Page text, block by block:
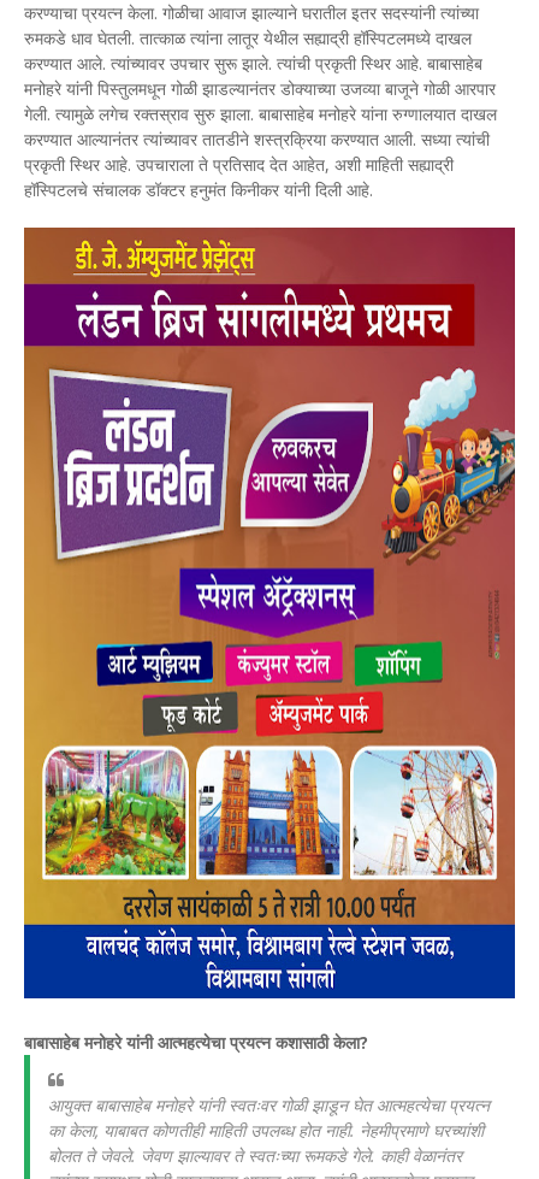
करण्याचा प्रयत्न केला. गोळीचा आवाज झाल्याने घरातील इतर सदस्यांनी त्यांच्या
रुमकडे धाव घेतली. तात्काळ त्यांना लातूर येथील सह्याद्री हॉस्पिटलमध्ये दाखल
करण्यात आले. त्यांच्यावर उपचार सुरू झाले. त्यांची प्रकृती स्थिर आहे. बाबासाहेब
मनोहरे यांनी पिस्तुलमधून गोळी झाडल्यानंतर डोक्याच्या उजव्या बाजूने गोळी आरपार
गेली. त्यामुळे लगेच रक्तस्राव सुरु झाला. बाबासाहेब मनोहरे यांना रुग्णालयात दाखल
करण्यात आल्यानंतर त्यांच्यावर तातडीने शस्त्रक्रिया करण्यात आली. सध्या त्यांची
प्रकृती स्थिर आहे. उपचाराला ते प्रतिसाद देत आहेत, अशी माहिती सह्याद्री
हॉस्पिटलचे संचालक डॉक्टर हनुमंत किनीकर यांनी दिली आहे.
बाबासाहेब मनोहरे यांनी आत्महत्येचा प्रयत्न कशासाठी केला?
आयुक्त बाबासाहेब मनोहरे यांनी स्वतःवर गोळी झाडून घेत आत्महत्येचा प्रयत्न
का केला, याबाबत कोणतीही माहिती उपलब्ध होत नाही. नेहमीप्रमाणे घरच्यांशी
बोलत ते जेवले. जेवण झाल्यावर ते स्वतःच्या रूमकडे गेले. काही वेळानंतर